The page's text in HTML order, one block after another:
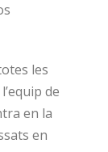
les
de
en la
en